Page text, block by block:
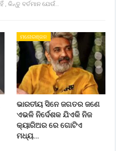
କିନ୍ତୁ ବର୍ତମାନ ଯେଉଁ…
ମନୋରଞ୍ଜନ
ଭାରତୀୟ ସିନେ ଜଗତର ଜଣେ
ଏଭଳି ନିର୍ଦେଶକ ଯିଏକି ନିଜ
କ୍ୟାରିଅର ରେ ଗୋଟିଏ
ମଧ୍ୟ…